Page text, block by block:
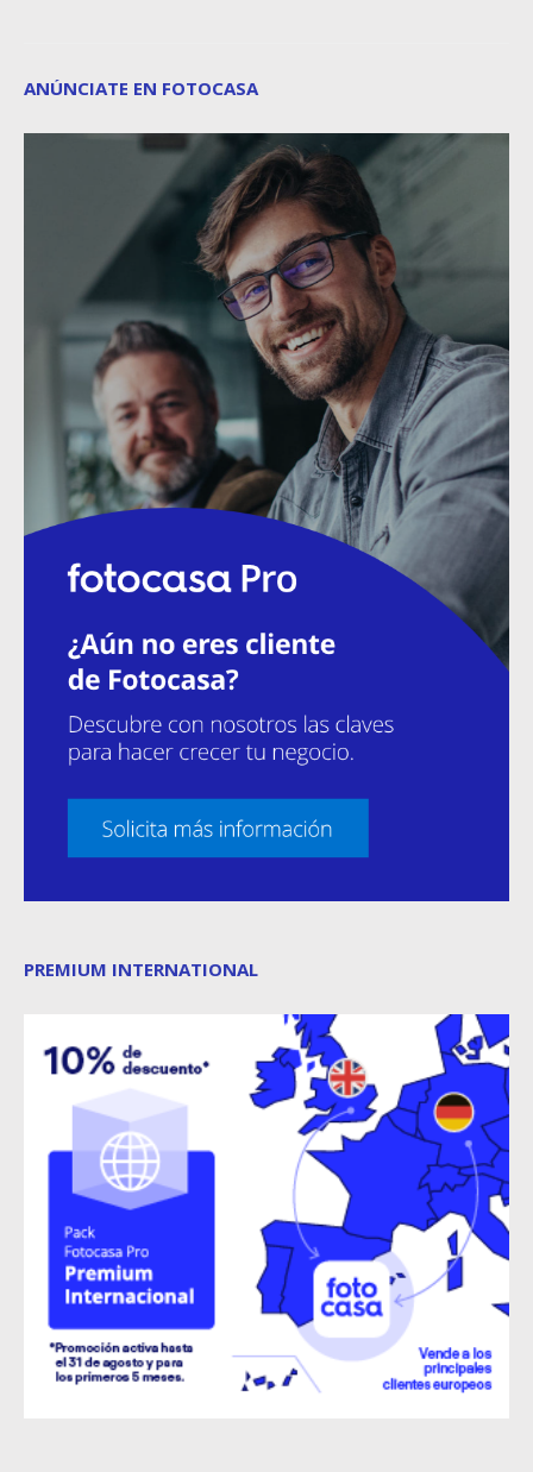
ANÚNCIATE EN FOTOCASA
PREMIUM INTERNATIONAL